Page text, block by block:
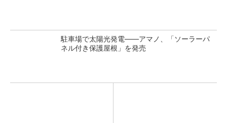
駐車場で太陽光発電――アマノ、「ソーラーパ
ネル付き保護屋根」を発売